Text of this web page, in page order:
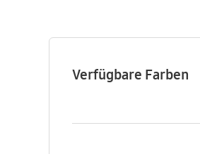
Verfügbare Farben